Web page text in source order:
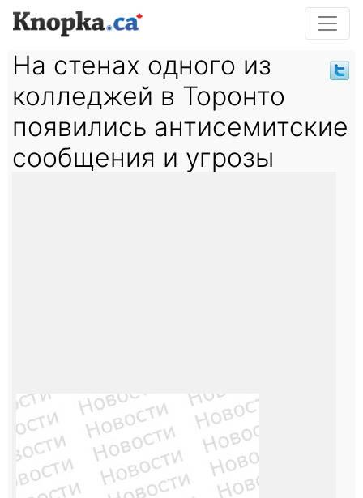
На стенах одного из
колледжей в Торонто
появились антисемитские
сообщения и угрозы